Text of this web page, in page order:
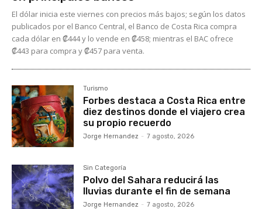
El dólar inicia este viernes con precios más bajos; según los datos
publicados por el Banco Central, el Banco de Costa Rica compra
cada dólar en ₡444 y lo vende en ₡458; mientras el BAC ofrece
₡443 para compra y ₡457 para venta.
Turismo
Forbes destaca a Costa Rica entre
diez destinos donde el viajero crea
su propio recuerdo
Jorge Hernandez - 7 agosto, 2026
Sin Categoría
Polvo del Sahara reducirá las
lluvias durante el fin de semana
Jorge Hernandez - 7 agosto, 2026